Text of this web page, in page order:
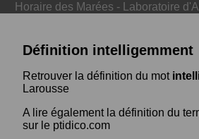
Horaire des Marées - Laboratoire
Définition intelligemment
Retrouver la définition du mot
Larousse
A lire également la définition du
sur le ptidico.com